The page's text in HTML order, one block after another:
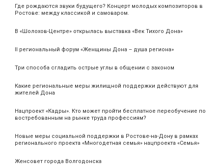
Где рождаются звуки будущего? Концерт молодых композиторов в
Ростове: между классикой и самоваром.
В «Шолохов-Центре» открылась выставка «Век Тихого Дона»
II региональный форум «Женщины Дона – душа региона»
Три способа сгладить острые углы в общении с законом
Какие региональные меры жилищной поддержки действуют для
жителей Дона
Нацпроект «Кадры». Кто может пройти бесплатное переобучение по
востребованным на рынке труда профессиям?
Новые меры социальной поддержки в Ростове-на-Дону в рамках
регионального проекта «Многодетная семья» нацпроекта «Семья»
Женсовет города Волгодонска